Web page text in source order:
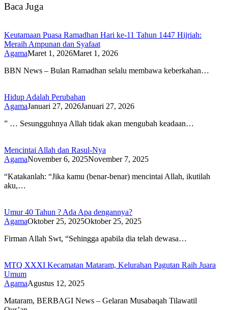
Baca Juga
Keutamaan Puasa Ramadhan Hari ke-11 Tahun 1447 Hijriah:
Meraih Ampunan dan Syafaat
AgamaMaret 1, 2026Maret 1, 2026
BBN News – Bulan Ramadhan selalu membawa keberkahan…
Hidup Adalah Perubahan
AgamaJanuari 27, 2026Januari 27, 2026
” … Sesungguhnya Allah tidak akan mengubah keadaan…
Mencintai Allah dan Rasul-Nya
AgamaNovember 6, 2025November 7, 2025
“Katakanlah: “Jika kamu (benar-benar) mencintai Allah, ikutilah
aku,…
Umur 40 Tahun ? Ada Apa dengannya?
AgamaOktober 25, 2025Oktober 25, 2025
Firman Allah Swt, “Sehingga apabila dia telah dewasa…
MTQ XXXI Kecamatan Mataram, Kelurahan Pagutan Raih Juara
Umum
AgamaAgustus 12, 2025
Mataram, BERBAGI News – Gelaran Musabaqah Tilawatil